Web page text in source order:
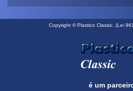
Copyright © Plastico Classic. (Lei
é um